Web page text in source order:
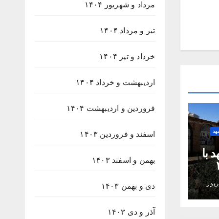
با
مرداد و شهریور ۱۴۰۴
تیر و مرداد ۱۴۰۴
خرداد و تیر ۱۴۰۴
اردیبهشت و خرداد ۱۴۰۴
فروردین و اردیبهشت ۱۴۰۴
اسفند و فروردین ۱۴۰۳
بهمن و اسفند ۱۴۰۳
دی و بهمن ۱۴۰۳
آذر و دی ۱۴۰۳